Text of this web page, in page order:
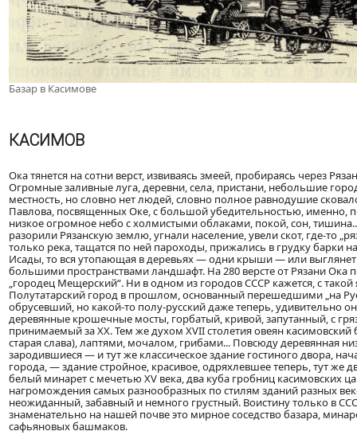
Базар в Касимове
КАСИМОВ
Ока тянется на сотни верст, извиваясь змеей, пробираясь через
Огромные заливные луга, деревни, села, пристани, небольшие
местность, но словно нет людей, словно полное равнодушие
Павлова, посвященных Оке, с большой убедительностью, именно,
низкое огромное небо с холмистыми облаками, покой, сон,
разорили Рязанскую землю, угнали население, увели скот, где-то
только река, тащатся по ней пароходы, прижались в грудку барки
Исады, то вся утопающая в деревьях — одни крыши — или
большими пространствами ландшафт. На 280 версте от Рязани
„городец Мещерский“. Ни в одном из городов СССР кажется, с
Полутатарский город в прошлом, основанный перешедшими „на
обрусевший, но какой-то полу-русский даже теперь, удивительно
деревянные крошечные мосты, горбатый, кривой, запутанный, с
принимаемый за XX. Тем же духом XVII столетия овеян
старая слава), лаптями, мочалом, грибами... Повсюду деревянная
зародившиеся — и тут же классическое здание гостиного двора,
города, — здание стройное, красивое, одряхлевшее теперь, тут же
белый минарет с мечетью XV века, два куба гробниц касимовских
нагромождения самых разнообразных по стилям зданий разных
неожиданный, забавный и немного грустный. Воистину только в
знаменательно на нашей почве это мирное соседство базара,
сафьяновых башмаков.